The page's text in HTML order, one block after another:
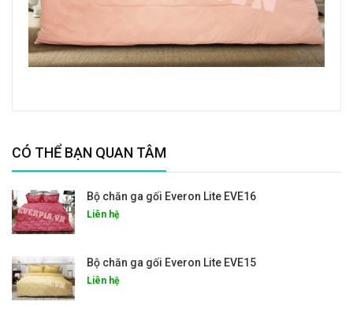
CÓ THỂ BẠN QUAN TÂM
Bộ chăn ga gối Everon Lite EVE16
Liên hệ
Bộ chăn ga gối Everon Lite EVE15
Liên hệ